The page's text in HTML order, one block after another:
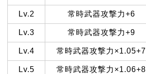
Lv.2 常時武器攻撃力+6
Lv.3 常時武器攻撃力+9
Lv.4 常時武器攻撃力×1.05+7
Lv.5 常時武器攻撃力×1.06+8